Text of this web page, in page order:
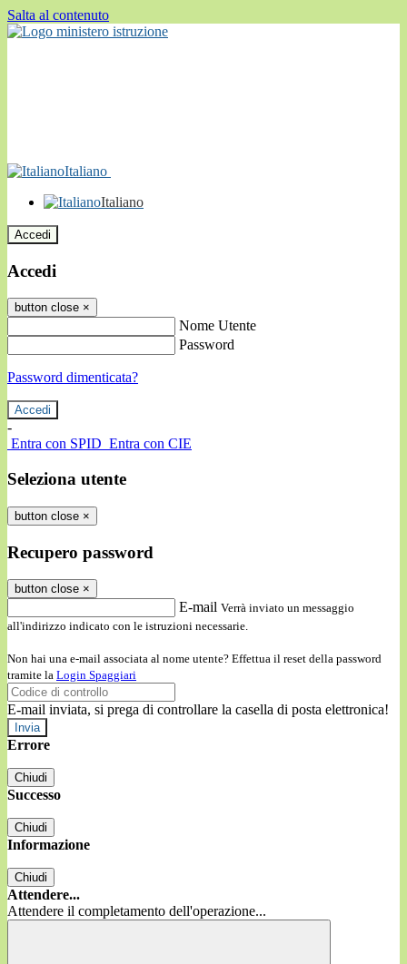
Salta al contenuto
Italiano
Italiano
Accedi
Accedi
button close ×
Nome Utente
Password
Password dimenticata?
-
Entra con SPID Entra con CIE
Seleziona utente
button close ×
Recupero password
button close ×
E-mail Verrà inviato un messaggio
all'indirizzo indicato con le istruzioni necessarie.
Non hai una e-mail associata al nome utente? Effettua il reset della password
tramite la Login Spaggiari
E-mail inviata, si prega di controllare la casella di posta elettronica!
Errore
Chiudi
Successo
Chiudi
Informazione
Chiudi
Attendere...
Attendere il completamento dell'operazione...